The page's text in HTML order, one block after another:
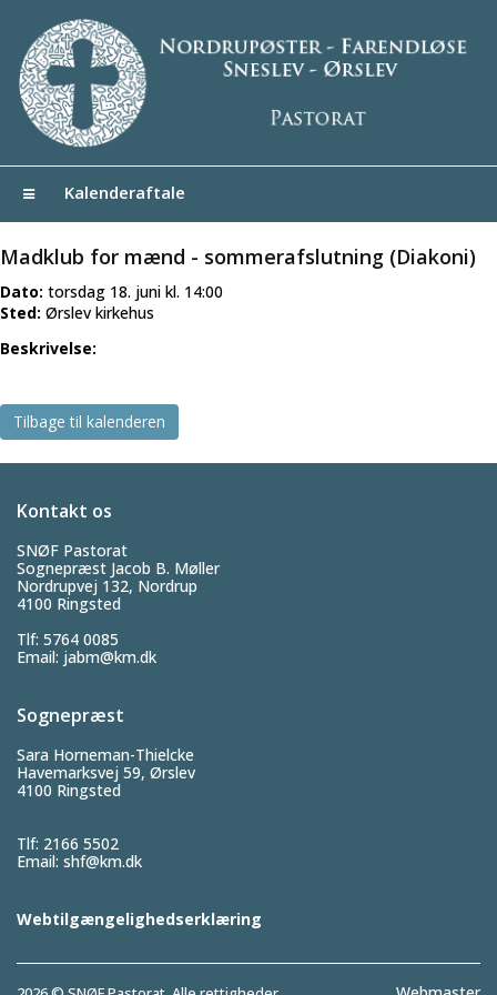
Kalenderaftale
Madklub for mænd - sommerafslutning (Diakoni)
Dato: torsdag 18. juni kl. 14:00
Sted: Ørslev kirkehus
Beskrivelse:
Tilbage til kalenderen
Kontakt os
SNØF Pastorat
Sognepræst Jacob B. Møller
Nordrupvej 132, Nordrup
4100 Ringsted
Tlf: 5764 0085
Email: jabm@km.dk
Sognepræst
Sara Horneman-Thielcke
Havemarksvej 59, Ørslev
4100 Ringsted
Tlf: 2166 5502
Email: shf@km.dk
Webtilgængelighedserklæring